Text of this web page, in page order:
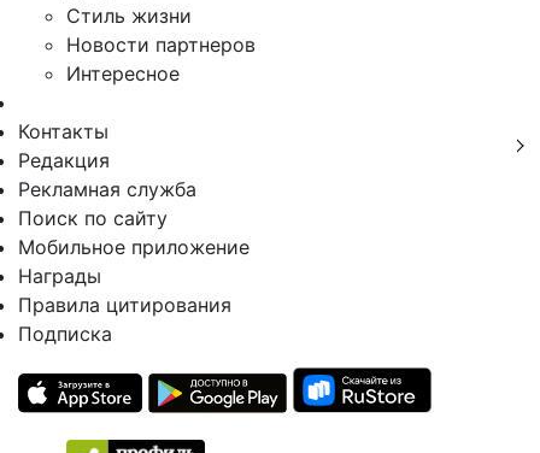
Стиль жизни
Новости партнеров
Интересное
Контакты
Редакция
Рекламная служба
Поиск по сайту
Мобильное приложение
Награды
Правила цитирования
Подписка